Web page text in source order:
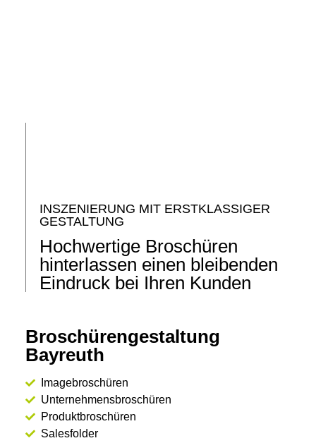
INSZENIERUNG MIT ERSTKLASSIGER
GESTALTUNG
Hochwertige Broschüren
hinterlassen einen bleibenden
Eindruck bei Ihren Kunden
Broschüren­gestaltung
Bayreuth
Imagebroschüren
Unternehmensbroschüren
Produktbroschüren
Salesfolder